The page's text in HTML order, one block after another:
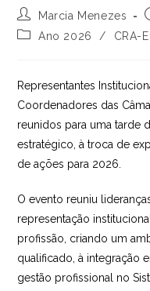
Autor
do
post:
Marcia Menezes
Categoria
Ano 2026 / CRA-
Representantes
Coordenadores das
reunidos para uma tarde
estratégico, à troca de
de ações para 2026.
O evento reuniu
representação
profissão, criando um
qualificado, à integração
gestão profissional no